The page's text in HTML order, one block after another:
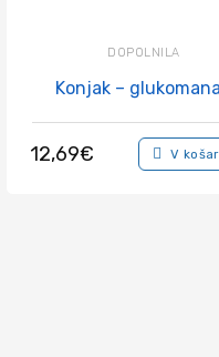
DOPOLNILA
Konjak –
12,69€ V